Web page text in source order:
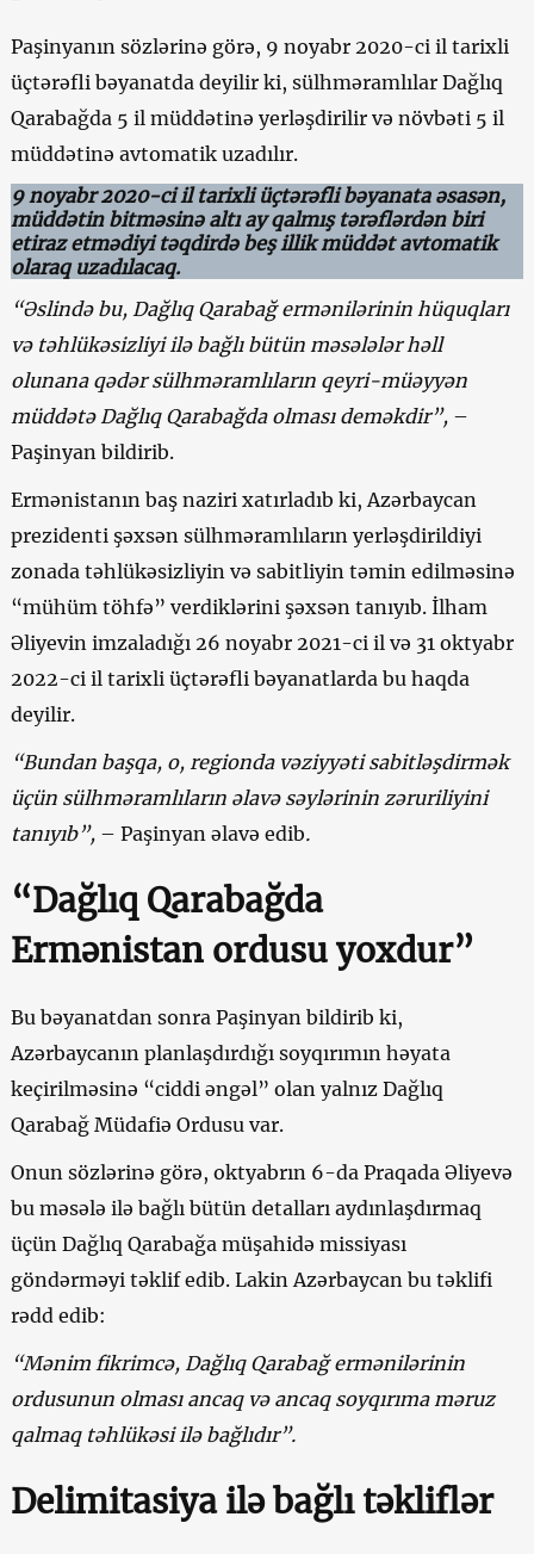
Paşinyanın sözlərinə görə, 9 noyabr 2020-ci il tarixli
üçtərəfli bəyanatda deyilir ki, sülhməramlılar Dağlıq
Qarabağda 5 il müddətinə yerləşdirilir və növbəti 5 il
müddətinə avtomatik uzadılır.
9 noyabr 2020-ci il tarixli üçtərəfli bəyanata əsasən,
müddətin bitməsinə altı ay qalmış tərəflərdən biri
etiraz etmədiyi təqdirdə beş illik müddət avtomatik
olaraq uzadılacaq.
“Əslində bu, Dağlıq Qarabağ ermənilərinin hüquqları
və təhlükəsizliyi ilə bağlı bütün məsələlər həll
olunana qədər sülhməramlıların qeyri-müəyyən
müddətə Dağlıq Qarabağda olması deməkdir”,–
Paşinyan bildirib.
Ermənistanın baş naziri xatırladıb ki, Azərbaycan
prezidenti şəxsən sülhməramlıların yerləşdirildiyi
zonada təhlükəsizliyin və sabitliyin təmin edilməsinə
“mühüm töhfə” verdiklərini şəxsən tanıyıb. İlham
Əliyevin imzaladığı 26 noyabr 2021-ci il və 31 oktyabr
2022-ci il tarixli üçtərəfli bəyanatlarda bu haqda
deyilir.
“Bundan başqa, o, regionda vəziyyəti sabitləşdirmək
üçün sülhməramlıların əlavə səylərinin zəruriliyini
tanıyıb”, – Paşinyan əlavə edib.
“Dağlıq Qarabağda
Ermənistan ordusu yoxdur”
Bu bəyanatdan sonra Paşinyan bildirib ki,
Azərbaycanın planlaşdırdığı soyqırımın həyata
keçirilməsinə “ciddi əngəl” olan yalnız Dağlıq
Qarabağ Müdafiə Ordusu var.
Onun sözlərinə görə, oktyabrın 6-da Praqada Əliyevə
bu məsələ ilə bağlı bütün detalları aydınlaşdırmaq
üçün Dağlıq Qarabağa müşahidə missiyası
göndərməyi təklif edib. Lakin Azərbaycan bu təklifi
rədd edib:
“Mənim fikrimcə, Dağlıq Qarabağ ermənilərinin
ordusunun olmasıancaq və ancaq soyqırıma məruz
qalmaq təhlükəsi ilə bağlıdır”.
Delimitasiya ilə bağlı təkliflər